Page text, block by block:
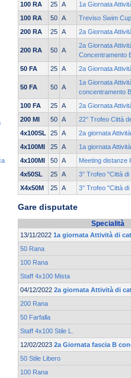
100 RA
25 A
1a Giornata
100 RA
50 A
Treviso Swim Cup
200 RA
25 A 2a Giornata
200 RA 50 A
2a Giornata
Concentramento
50 FA
25 A 2a Giornata
50 FA 50 A
1a Giornata
concentramento B
100 FA
25 A
2a Giornata
200 MI
50 A
22° Trofeo Città
4x100SL
25 A
2a giornata
4x100MI
25 A
1a giornata
4x100MI
50 A
Meeting distanze
4x50SL
25 A
3° Trofeo "Città
X4x50M
25 A 3° Trofeo "Città
Gare disputate
Specialità
13/11/2022 1a giornata Attività di
50 Rana
100 Rana
Staff 4x100 Mista
04/12/2022 2a giornata Attività di
200 Rana
50 Farfalla
Staff 4x100 Stile L.
12/02/2023 2a Giornata fascia B
50 Stile Libero
100 Rana